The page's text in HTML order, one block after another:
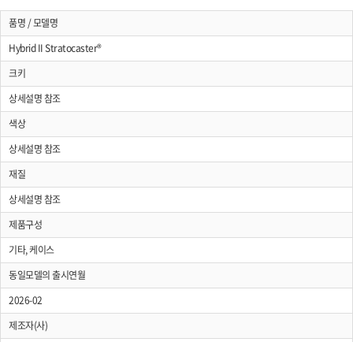
품명 / 모델명
Hybrid II Stratocaster®
크키
상세설명 참조
색상
상세설명 참조
재질
상세설명 참조
제품구성
기타, 케이스
동일모델의 출시연월
2026-02
제조자(사)